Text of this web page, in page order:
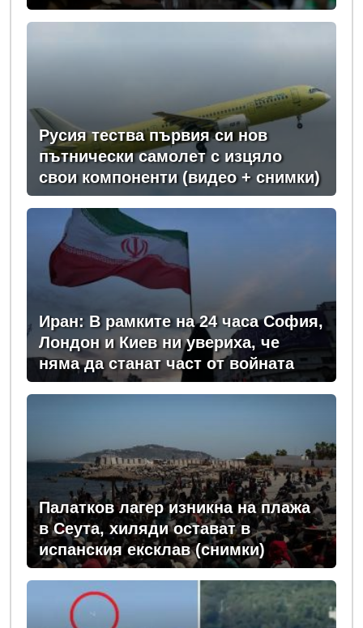
от Запада за Киев
Русия тества първия си нов
пътнически самолет с изцяло
свои компоненти (видео + снимки)
Иран: В рамките на 24 часа София,
Лондон и Киев ни увериха, че
няма да станат част от войната
Палатков лагер изникна на плажа
в Сеута, хиляди остават в
испанския ексклав (снимки)